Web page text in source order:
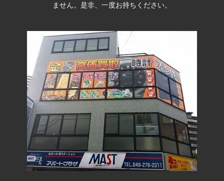
ません。是非、一度お持ちください。